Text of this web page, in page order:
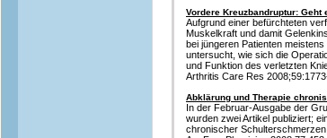
Vordere Kreuzbandruptur:
Aufgrund einer befürchteten
Muskelkraft und damit
bei jüngeren Patienten
untersucht, wie sich die
und Funktion des verletzten
Arthritis Care Res
Abklärung und Therapie
In der Februar-Ausgabe der
wurden zwei Artikel publiziert;
chronischer